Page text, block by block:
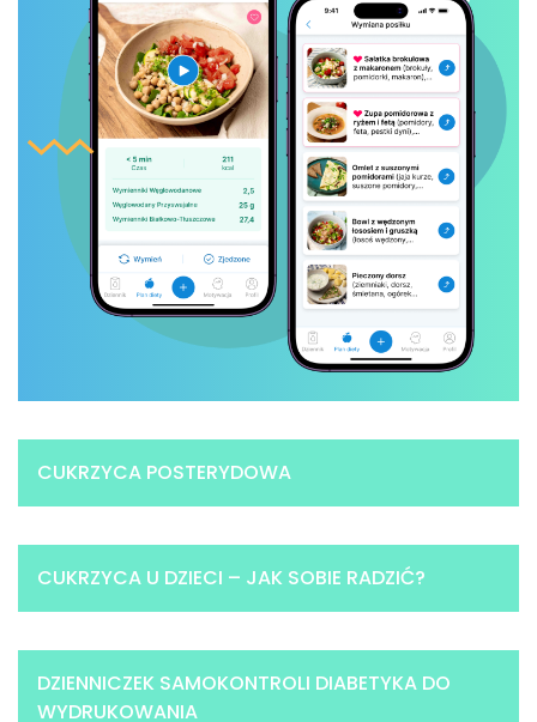
CUKRZYCA POSTERYDOWA
CUKRZYCA U DZIECI – JAK SOBIE RADZIĆ?
DZIENNICZEK SAMOKONTROLI DIABETYKA DO
WYDRUKOWANIA